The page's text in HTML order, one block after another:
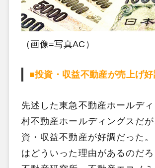
（画像=写真AC）
■投資・収益不動産が売上げ好
先述した東急不動産ホールデ
村不動産ホールディングスだ
資・収益不動産が好調だった
はどういった理由があるのだ